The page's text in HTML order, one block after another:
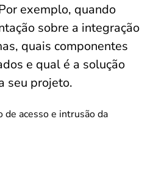
exemplo, quando
sobre a integração
quais componentes
e qual é a solução
seu projeto.
acesso e intrusão da